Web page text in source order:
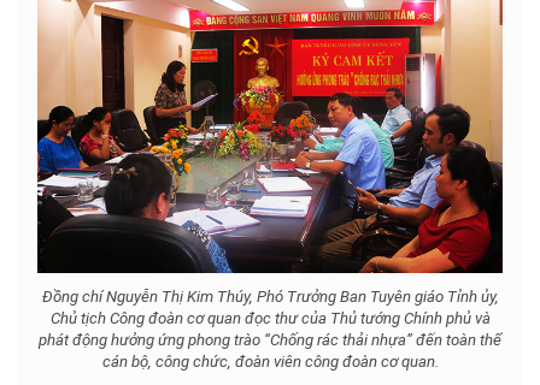
Đồng chí Nguyễn Thị Kim Thúy, Phó Trưởng Ban Tuyên giáo Tỉnh ủy,
Chủ tịch Công đoàn cơ quan đọc thư của Thủ tướng Chính phủ và
phát động hưởng ứng phong trào “Chống rác thải nhựa” đến toàn thể
cán bộ, công chức, đoàn viên công đoàn cơ quan.